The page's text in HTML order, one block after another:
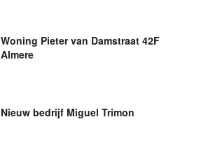
Woning Pieter van Damstraat 42F
Almere
Nieuw bedrijf Miguel Trimon